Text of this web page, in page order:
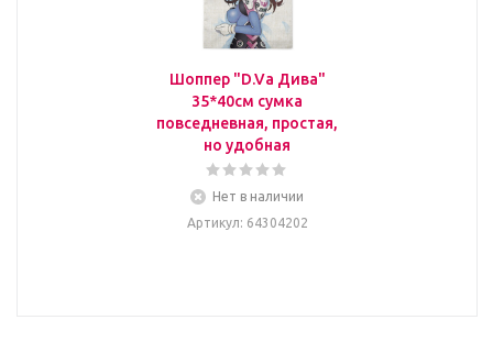
Шоппер "D.Va Дива"
35*40см сумка
повседневная, простая,
но удобная
Нет в наличии
Артикул: 64304202